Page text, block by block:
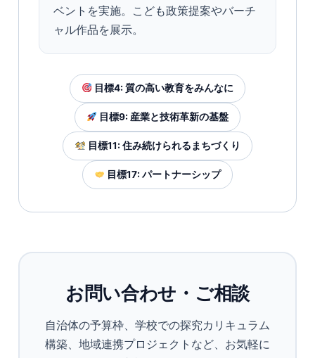
ベントを実施。こども政策提案やバーチ
ャル作品を展示。
目標4: 質の高い教育をみんなに
目標9: 産業と技術革新の基盤
目標11: 住み続けられるまちづくり
目標17: パートナーシップ
お問い合わせ・ご相談
自治体の予算枠、学校での探究カリキュラム
構築、地域連携プロジェクトなど、お気軽に